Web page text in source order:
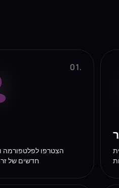
01.
הצטרפו לפלטפורמה
חדשים של